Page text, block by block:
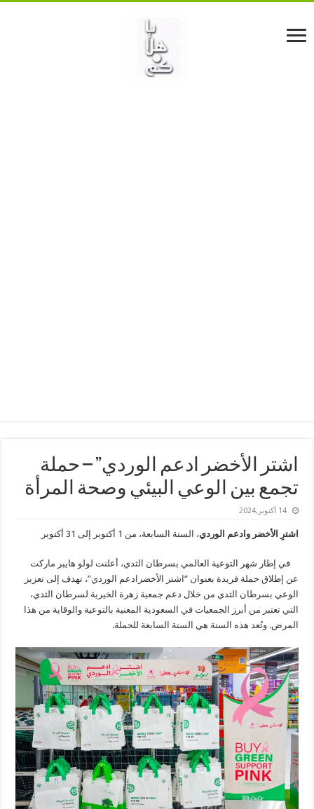
اشتر الأخضر ادعم الوردي” – حملة
تجمع بين الوعي البيئي وصحة المرأة
14 أكتوبر,2024
اشترِ الأخضر وادعم الوردي، السنة السابعة، من 1 أكتوبر إلى 31 أكتوبر
في إطار شهر التوعية العالمي بسرطان الثدي، أعلنت لولو هايبر ماركت
عن إطلاق حملة فريدة بعنوان “اشتر الأخضرادعم الوردي”، تهدف إلى تعزيز
الوعي بسرطان الثدي من خلال دعم جمعية زهرة الخيرية لسرطان الثدي،
التي تعتبر من أبرز الجمعيات في السعودية المعنية بالتوعية والوقاية من هذا
المرض. وتُعد هذه السنة هي السنة السابعة للحملة.